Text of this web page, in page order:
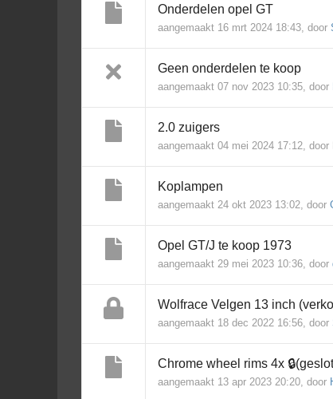
Onderdelen opel GT
aangemaakt 16 mrt 2024 18:43, door
Geen onderdelen te koop
aangemaakt 07 nov 2023 10:35, door
2.0 zuigers
aangemaakt 04 mei 2024 17:12, door
Koplampen
aangemaakt 24 okt 2023 13:02, door
Opel GT/J te koop 1973
aangemaakt 29 mei 2023 10:36, door
Wolfrace Velgen 13 inch
aangemaakt 18 dec 2022 16:56, door
Chrome wheel rims 4x
aangemaakt 13 apr 2023 20:20, door